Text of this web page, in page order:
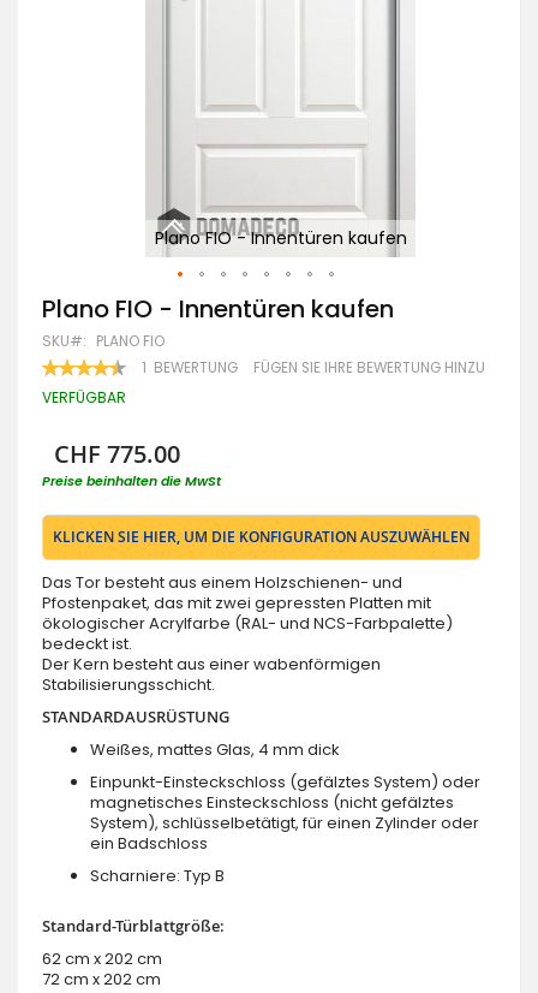
Plano FIO - Innentüren kaufen
Zum
Anfang
der
Bildgalerie
springen
Plano FIO - Innentüren kaufen
SKU PLANO FIO
BEWERTUNG:
100
1 BEWERTUNG FÜGEN SIE IHRE BEWERTUNG HINZU
VERFÜGBAR
CHF 775.00
Preise beinhalten die MwSt
KLICKEN SIE HIER, UM DIE KONFIGURATION AUSZUWÄHLEN
Das Tor besteht aus einem Holzschienen- und
Pfostenpaket, das mit zwei gepressten Platten mit
ökologischer Acrylfarbe (RAL- und NCS-Farbpalette)
bedeckt ist.
Der Kern besteht aus einer wabenförmigen
Stabilisierungsschicht.
STANDARDAUSRÜSTUNG
Weißes, mattes Glas, 4 mm dick
Einpunkt-Einsteckschloss (gefälztes System) oder
magnetisches Einsteckschloss (nicht gefälztes
System), schlüsselbetätigt, für einen Zylinder oder
ein Badschloss
Scharniere: Typ B
Standard-Türblattgröße:
62 cm x 202 cm
72 cm x 202 cm